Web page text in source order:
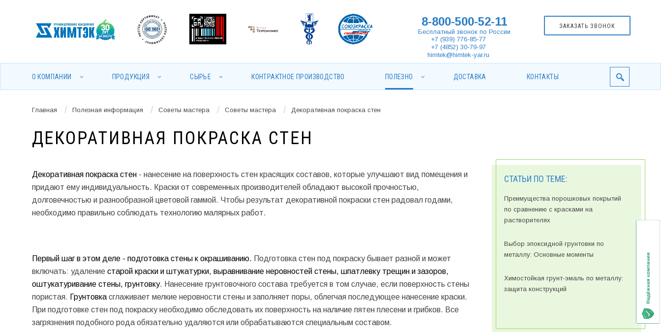
8-800-500-52-11
Бесплатный звонок по России
+7 (939) 776-85-77
+7 (4852) 30-79-97
himtek@himtek-yar.ru
ЗАКАЗАТЬ ЗВОНОК
О КОМПАНИИ ПРОДУКЦИЯ СЫРЬЕ КОНТРАКТНОЕ ПРОИЗВОДСТВО ПОЛЕЗНО ДОСТАВКА КОНТАКТЫ
Главная / Полезная информация / Советы мастера / Советы мастера / Декоративная покраска стен
ДЕКОРАТИВНАЯ ПОКРАСКА СТЕН
Декоративная покраска стен- нанесение на поверхность стен красящих составов, которые улучшают вид помещения и
придают ему индивидуальность. Краски от современных производителей обладают высокой прочностью,
долговечностью и разнообразной цветовой гаммой. Чтобы результат декоративной покраски стен радовал годами,
необходимо правильно соблюдать технологию малярных работ.
Первый шаг в этом деле - подготовка стены к окрашиванию. Подготовка стен под покраску бывает разной и может
включать: удаление старой краски и штукатурки, выравнивание неровностей стены, шпатлевку трещин и зазоров,
оштукатуривание стены, грунтовку. Нанесение грунтовочного состава требуется в том случае, если поверхность стены
пористая. Грунтовкасглаживает мелкие неровности стены и заполняет поры, облегчая последующее нанесение краски.
При подготовке стен под покраску необходимо обследовать их поверхность на наличие пятен плесени и грибков. Все
загрязнения подобного рода обязательно удаляются или обрабатываются специальным составом.
СТАТЬИ ПО ТЕМЕ:
Преимущества порошковых покрытий
по сравнению с красками на
растворителях
Выбор эпоксидной грунтовки по
металлу: Основные моменты
Химостойкая грунт-эмаль по металлу:
защита конструкций